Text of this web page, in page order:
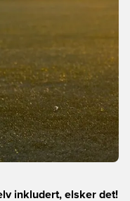
inkludert, elsker det!